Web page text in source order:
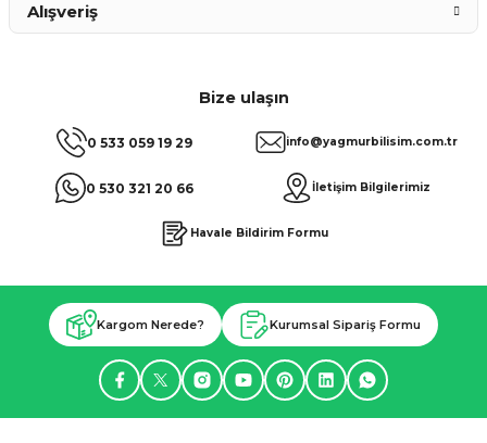
Bize ulaşın
0 533 059 19 29
0 530 321 20 66
info@yagmurbilisim.com.tr
İletişim Bilgilerimiz
Havale Bildirim Formu
Alışveriş
Kargom Nerede? Kurumsal Sipariş Formu